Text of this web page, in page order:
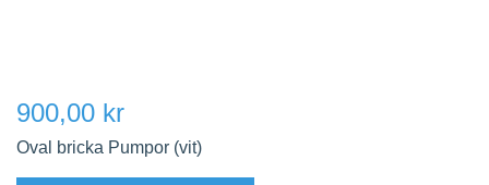
900,00 kr
Oval bricka Pumpor (vit)